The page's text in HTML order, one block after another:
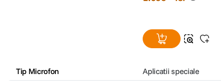
Tip Microfon Aplicatii speciale